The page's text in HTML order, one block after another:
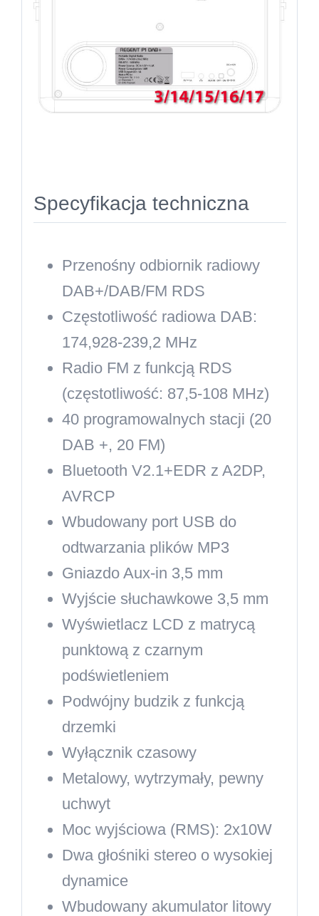
Specyfikacja techniczna
Przenośny odbiornik radiowy
DAB+/DAB/FM RDS
Częstotliwość radiowa DAB:
174,928-239,2 MHz
Radio FM z funkcją RDS
(częstotliwość: 87,5-108 MHz)
40 programowalnych stacji (20
DAB +, 20 FM)
Bluetooth V2.1+EDR z A2DP,
AVRCP
Wbudowany port USB do
odtwarzania plików MP3
Gniazdo Aux-in 3,5 mm
Wyjście słuchawkowe 3,5 mm
Wyświetlacz LCD z matrycą
punktową z czarnym
podświetleniem
Podwójny budzik z funkcją
drzemki
Wyłącznik czasowy
Metalowy, wytrzymały, pewny
uchwyt
Moc wyjściowa (RMS): 2x10W
Dwa głośniki stereo o wysokiej
dynamice
Wbudowany akumulator litowy